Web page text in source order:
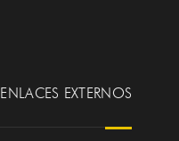
ENLACES EXTERNOS